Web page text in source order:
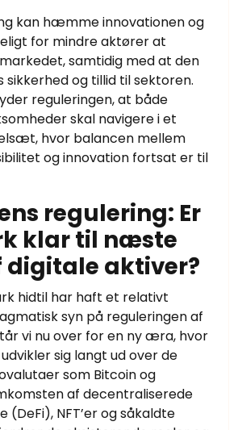
kan hæmme innovationen og
for mindre aktører at
samtidig med at den
sikkerhed og tillid til sektoren.
reguleringen, at både
skal navigere i et
hvor balancen mellem
og innovation fortsat er til
regulering: Er
klar til næste
digitale aktiver?
hidtil har haft et relativt
syn på reguleringen af
vi nu over for en ny æra, hvor
sig langt ud over de
som Bitcoin og
af decentraliserede
NFT’er og såkaldte